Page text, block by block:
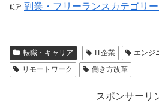
👉 副業・フリーランスカテゴリ
転職・キャリア IT企業 エンジ
リモートワーク
働き方改革
スポンサーリ